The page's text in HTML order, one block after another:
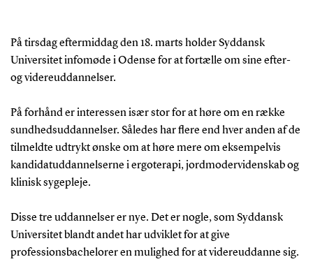
På tirsdag eftermiddag den 18. marts holder Syddansk
Universitet infomøde i Odense for at fortælle om sine efter-
og videreuddannelser.
På forhånd er interessen især stor for at høre om en række
sundhedsuddannelser. Således har flere end hver anden af de
tilmeldte udtrykt ønske om at høre mere om eksempelvis
kandidatuddannelserne i ergoterapi, jordmodervidenskab og
klinisk sygepleje.
Disse tre uddannelser er nye. Det er nogle, som Syddansk
Universitet blandt andet har udviklet for at give
professionsbachelorer en mulighed for at videreuddanne sig.